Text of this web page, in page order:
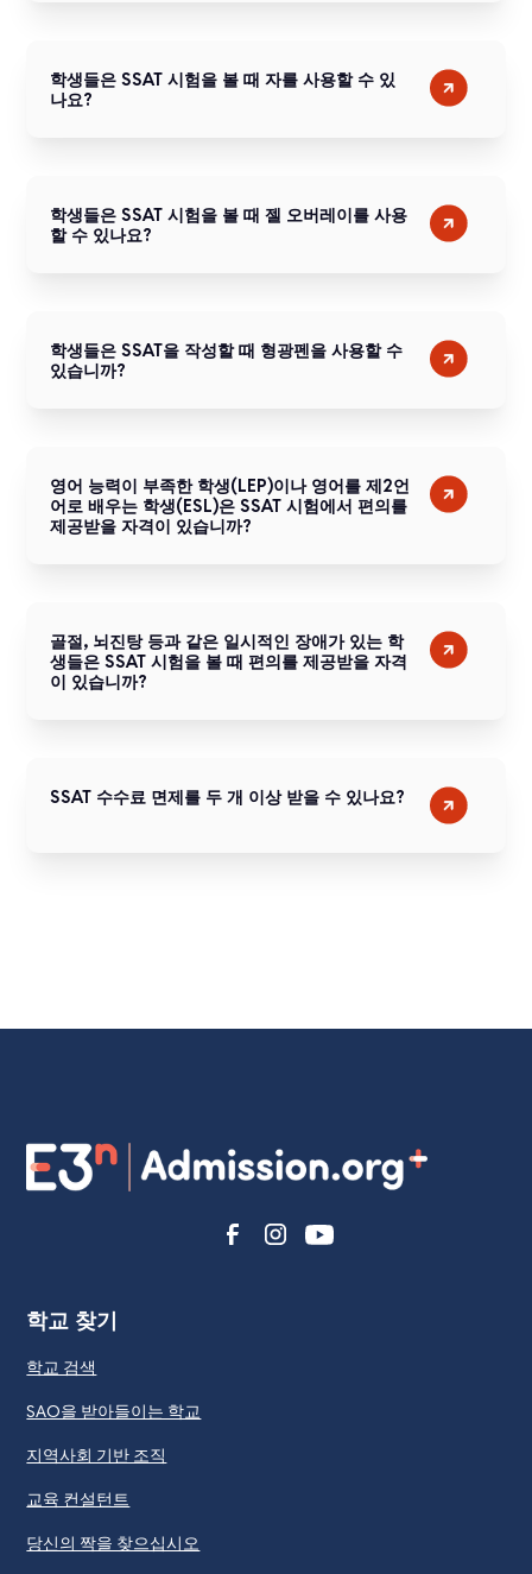
학생들은 SSAT 시험을 볼 때 자를 사용할 수 있
나요?
학생들은 SSAT 시험을 볼 때 젤 오버레이를 사용
할 수 있나요?
학생들은 SSAT을 작성할 때 형광펜을 사용할 수
있습니까?
영어 능력이 부족한 학생(LEP)이나 영어를 제2언
어로 배우는 학생(ESL)은 SSAT 시험에서 편의를
제공받을 자격이 있습니까?
골절, 뇌진탕 등과 같은 일시적인 장애가 있는 학
생들은 SSAT 시험을 볼 때 편의를 제공받을 자격
이 있습니까?
SSAT 수수료 면제를 두 개 이상 받을 수 있나요?
학교 찾기
학교 검색
SAO을 받아들이는 학교
지역사회 기반 조직
교육 컨설턴트
당신의 짝을 찾으십시오